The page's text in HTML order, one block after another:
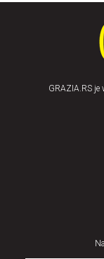
GRAZIA.RS je